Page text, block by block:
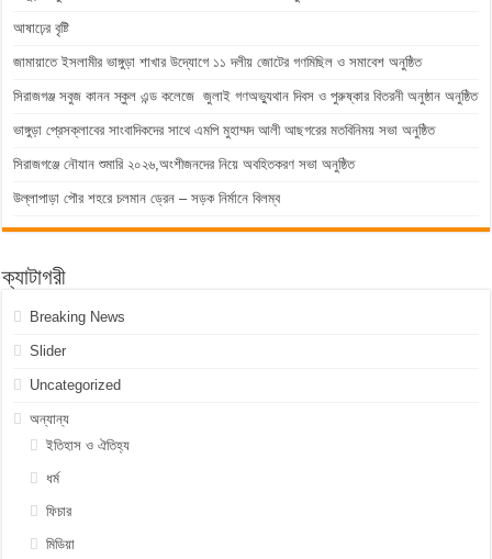
আষাঢ়ের বৃষ্টি
জামায়াতে ইসলামীর ভাঙ্গুড়া শাখার উদ্যোগে ১১ দলীয় জোটের গণমিছিল ও সমাবেশ অনুষ্ঠিত
সিরাজগঞ্জ সবুজ কানন স্কুল এন্ড কলেজে জুলাই গণঅভ্যুথান দিবস ও পুরুষ্কার বিতরনী অনুষ্ঠান অনুষ্ঠিত
ভাঙ্গুড়া প্রেসক্লাবের সাংবাদিকদের সাথে এমপি মুহাম্মদ আলী আছগরের মতবিনিময় সভা অনুষ্ঠিত
সিরাজগঞ্জে নৌযান শুমারি ২০২৬,অংশীজনদের নিয়ে অবহিতকরণ সভা অনুষ্ঠিত
উল্লাপাড়া পৌর শহরে চলমান ড্রেন – সড়ক নির্মানে বিলম্ব
ক্যাটাগরী
Breaking News
Slider
Uncategorized
অন্যান্য
ইতিহাস ও ঐতিহ্য
ধর্ম
ফিচার
মিডিয়া